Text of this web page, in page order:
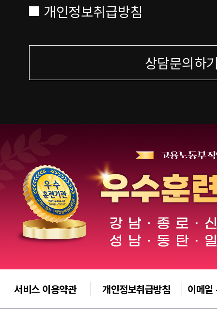
개인정보취급방침
상담문의하
서비스 이용약관 개인정보취급방침 이메일